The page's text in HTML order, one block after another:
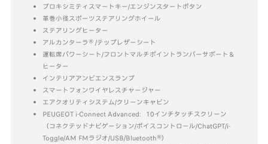
プロキシミティスマートキー/エンジンスタートボタン
革巻小径スポーツステアリングホイール
ステアリングヒーター
アルカンターラ® /テップレザーシート
運転席パワーシート/フロントマルチポイントランバーサポート＆
ヒーター
インテリアアンビエンスランプ
スマートフォンワイヤレスチャージャー
エアクオリティシステム/クリーンキャビン
PEUGEOT i-Connect Advanced：10インチタッチスクリーン
（コネクテッドナビゲーション/ボイスコントロール/ChatGPT/i-
Toggle/AM FMラジオ/USB/Bluetooth®）